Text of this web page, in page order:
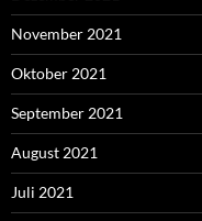
November 2021
Oktober 2021
September 2021
August 2021
Juli 2021